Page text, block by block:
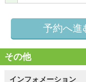
予約へ進
その他
インフォメーション